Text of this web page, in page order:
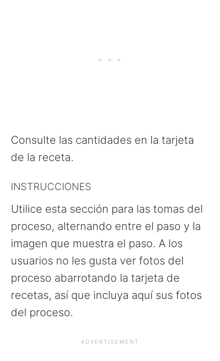
Consulte las cantidades en la tarjeta
de la receta.
INSTRUCCIONES
Utilice esta sección para las tomas del
proceso, alternando entre el paso y la
imagen que muestra el paso. A los
usuarios no les gusta ver fotos del
proceso abarrotando la tarjeta de
recetas, así que incluya aquí sus fotos
del proceso.